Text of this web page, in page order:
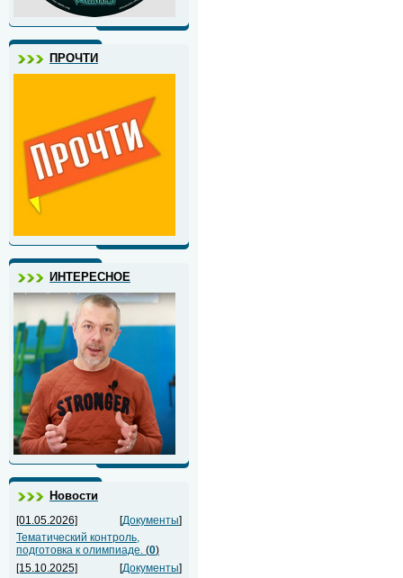
ПРОЧТИ
ИНТЕРЕСНОЕ
Новости
[01.05.2026] [Документы]
Тематический контроль,
подготовка к олимпиаде. (0)
[15.10.2025]
[Документы]